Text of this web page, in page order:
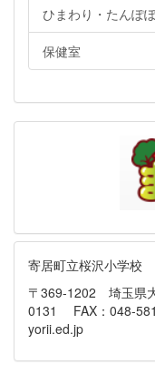
ひまわり・たんぽ
保健室
寄居町立桜沢小学校
〒369-1202 埼玉県
0131 FAX：048-
yorii.ed.jp